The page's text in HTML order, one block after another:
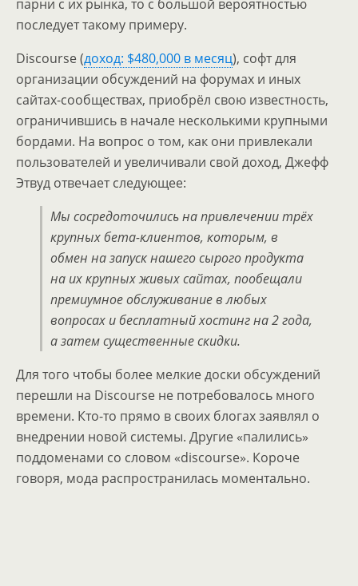
парни с их рынка, то с большой вероятностью
последует такому примеру.
Discourse (доход: $480,000 в месяц), софт для
организации обсуждений на форумах и иных
сайтах-сообществах, приобрёл свою известность,
ограничившись в начале несколькими крупными
бордами. На вопрос о том, как они привлекали
пользователей и увеличивали свой доход, Джефф
Этвуд отвечает следующее:
Мы сосредоточились на привлечении трёх
крупных бета-клиентов, которым, в
обмен на запуск нашего сырого продукта
на их крупных живых сайтах, пообещали
премиумное обслуживание в любых
вопросах и бесплатный хостинг на 2 года,
а затем существенные скидки.
Для того чтобы более мелкие доски обсуждений
перешли на Discourse не потребовалось много
времени. Кто-то прямо в своих блогах заявлял о
внедрении новой системы. Другие «палились»
поддоменами со словом «discourse». Короче
говоря, мода распространилась моментально.